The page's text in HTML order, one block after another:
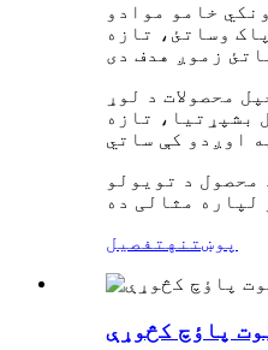
خامو موادو
وساتئ، تازه
محصولات د لوړ
بشپړتیا، تازه
د تویولو
پوښتنه تفصیل
پاؤچ کڅوړې